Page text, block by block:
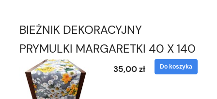
BIEŻNIK DEKORACYJNY
PRYMULKI MARGARETKI 40 X 140
35,00 zł Do koszyka